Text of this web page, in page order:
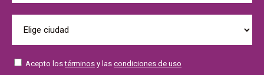
Acepto lostérminos y las condiciones de uso